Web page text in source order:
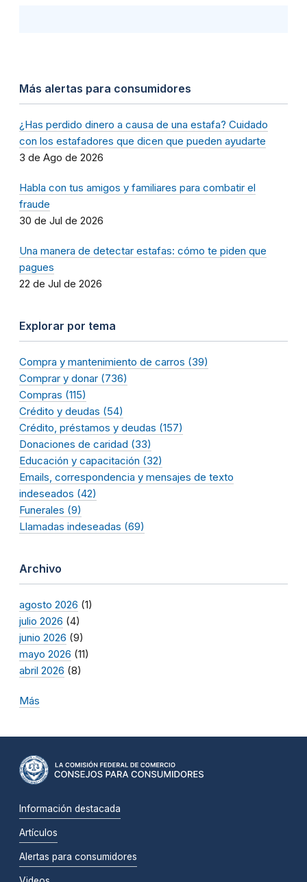
Más alertas para consumidores
¿Has perdido dinero a causa de una estafa? Cuidado
con los estafadores que dicen que pueden ayudarte
3 de Ago de 2026
Habla con tus amigos y familiares para combatir el
fraude
30 de Jul de 2026
Una manera de detectar estafas: cómo te piden que
pagues
22 de Jul de 2026
Explorar por tema
Compra y mantenimiento de carros (39)
Comprar y donar (736)
Compras (115)
Crédito y deudas (54)
Crédito, préstamos y deudas (157)
Donaciones de caridad (33)
Educación y capacitación (32)
Emails, correspondencia y mensajes de texto
indeseados (42)
Funerales (9)
Llamadas indeseadas (69)
Archivo
agosto 2026 (1)
julio 2026 (4)
junio 2026 (9)
mayo 2026 (11)
abril 2026 (8)
Más
Información destacada
Artículos
Alertas para consumidores